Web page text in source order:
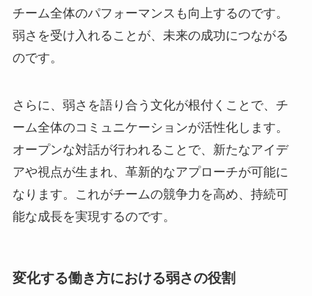
チーム全体のパフォーマンスも向上するのです。
弱さを受け入れることが、未来の成功につながる
のです。
さらに、弱さを語り合う文化が根付くことで、チ
ーム全体のコミュニケーションが活性化します。
オープンな対話が行われることで、新たなアイデ
アや視点が生まれ、革新的なアプローチが可能に
なります。これがチームの競争力を高め、持続可
能な成長を実現するのです。
変化する働き方における弱さの役割